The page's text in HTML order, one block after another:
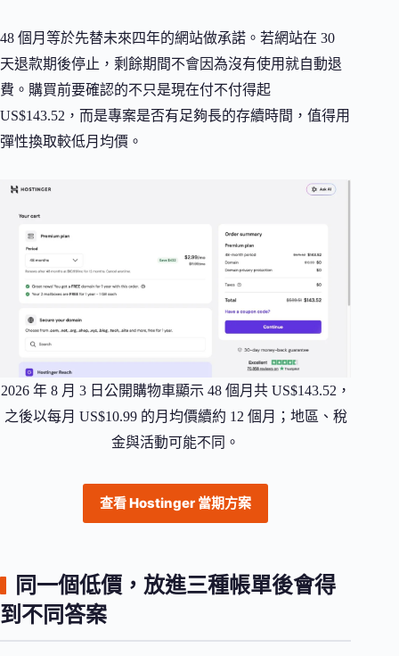
48 個月等於先替未來四年的網站做承諾。若網站在 30
天退款期後停止，剩餘期間不會因為沒有使用就自動退
費。購買前要確認的不只是現在付不付得起
US$143.52，而是專案是否有足夠長的存續時間，值得用
彈性換取較低月均價。
2026 年 8 月 3 日公開購物車顯示 48 個月共 US$143.52，
之後以每月 US$10.99 的月均價續約 12 個月；地區、稅
金與活動可能不同。
查看 Hostinger 當期方案
同一個低價，放進三種帳單後會得
到不同答案